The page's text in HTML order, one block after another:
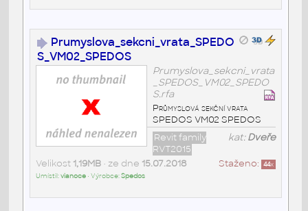
Prumyslova_sekcni_vrata_SPEDO
S_VM02_SPEDOS
Prumyslova_sekcni_vrata
_SPEDOS_VM02_SPEDO
S.rfa
Průmyslová sekční vrata
SPEDOS VM02 SPEDOS
kat:Dveře
Revit family
RVT2015
Staženo: 44x
Velikost 1,19MB• ze dne 15.07.2018
Umístil:vianoce• Výrobce:Spedos